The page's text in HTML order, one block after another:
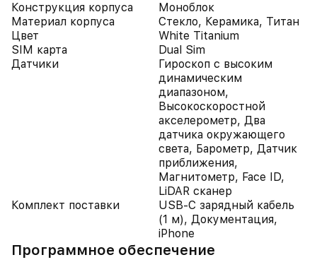
Конструкция корпуса
Моноблок
Материал корпуса
Стекло, Керамика, Титан
Цвет
White Titanium
SIM карта
Dual Sim
Датчики
Гироскоп с высоким
динамическим
диапазоном,
Высокоскоростной
акселерометр, Два
датчика окружающего
света, Барометр, Датчик
приближения,
Магнитометр, Face ID,
LiDAR сканер
Комплект поставки
USB-C зарядный кабель
(1 м), Документация,
iPhone
Программное обеспечение